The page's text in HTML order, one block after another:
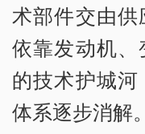
术部件交由
依靠发动机
的技术护城
体系逐步消解。